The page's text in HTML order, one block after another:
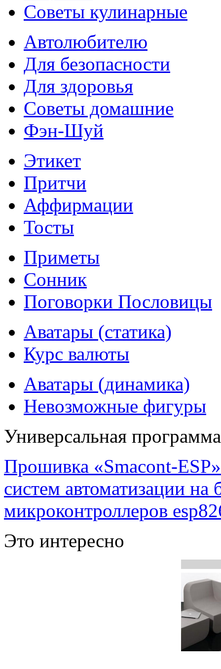
Советы кулинарные
Автолюбителю
Для безопасности
Для здоровья
Советы домашние
Фэн-Шуй
Этикет
Притчи
Аффирмации
Тосты
Приметы
Сонник
Поговорки Пословицы
Аватары (статика)
Курс валюты
Аватары (динамика)
Невозможные фигуры
Универсальная
Прошивка «Smacont-
систем автоматизации
микроконтроллеров
Это интересно